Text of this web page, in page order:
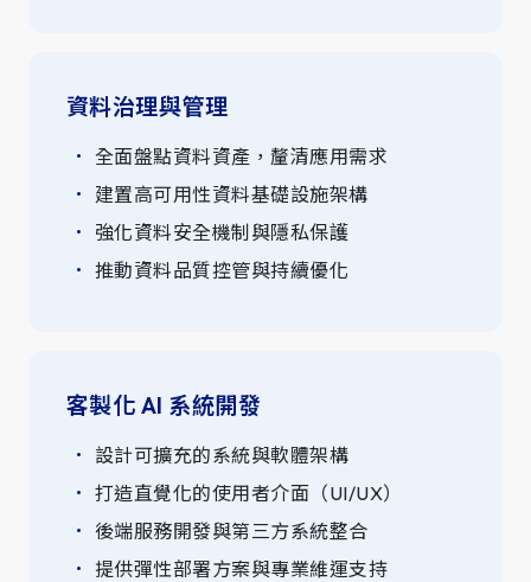
資料治理與管理
全面盤點資料資產，釐清應用需求
建置高可用性資料基礎設施架構
強化資料安全機制與隱私保護
推動資料品質控管與持續優化
客製化 AI 系統開發
設計可擴充的系統與軟體架構
打造直覺化的使用者介面（UI/UX）
後端服務開發與第三方系統整合
提供彈性部署方案與專業維運支持